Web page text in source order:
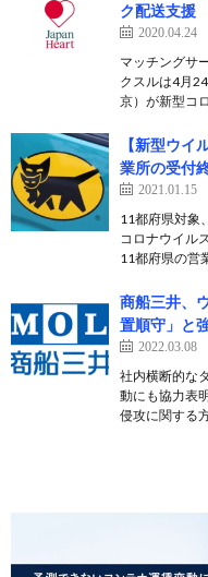
ク配送支援
2020.04.24
マッチングサ
クスルは4月
京）が新型コ
【新型ウイ
業所の受付
2021.01.15
11都府県対象
コロナウイル
11都府県の営
商船三井、
置順守」と
2022.03.08
社内横断的な
動にも協力表
侵攻に関する